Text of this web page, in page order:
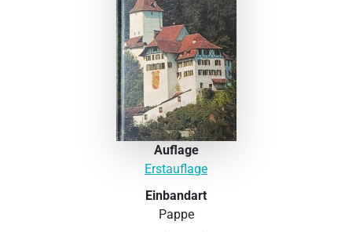
Auflage
Erstauflage
Einbandart
Pappe